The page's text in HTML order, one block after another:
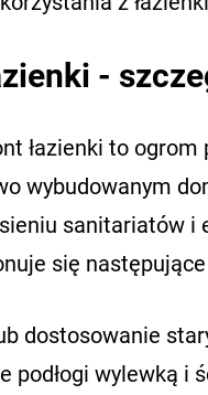
-
łazienki to
wybudowanym
sanitariatów
się następujące
dostosowanie
podłogi wylewką i